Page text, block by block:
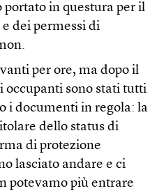
portato in questura per il
dei permessi di
per ore, ma dopo il
occupanti sono stati tutti
i documenti in regola: la
dello status di
di protezione
lasciato andare e ci
potevamo più entrare